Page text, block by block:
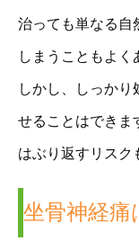
治っても単なる自
しまうこともよく
しかし、しっかり
せることはできま
はぶり返すリスク
坐骨神経痛